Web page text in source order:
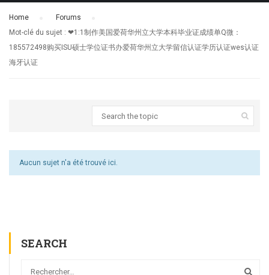
Home Forums
Mot-clé du sujet : ❤1:1制作美国爱荷华州立大学本科毕业证成绩单Q微：
185572498购买ISU硕士学位证书办爱荷华州立大学留信认证学历认证wes认证
海牙认证
Aucun sujet n'a été trouvé ici.
SEARCH